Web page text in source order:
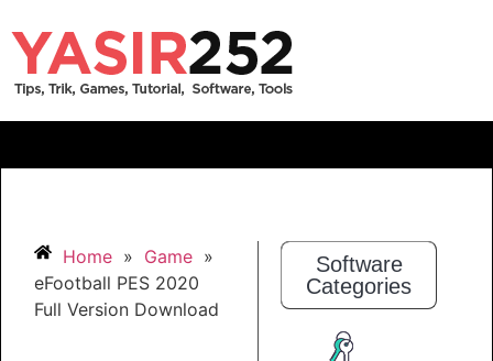
Home » Game »
eFootball PES 2020
Full Version Download
Software
Categories